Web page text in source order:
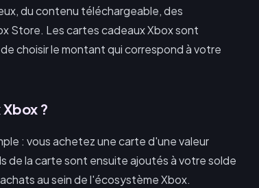
du contenu téléchargeable, des
Store. Les cartes cadeaux Xbox sont
choisir le montant qui correspond à votre
?
: vous achetez une carte d'une valeur
de la carte sont ensuite ajoutés à votre solde
au sein de l'écosystème Xbox.